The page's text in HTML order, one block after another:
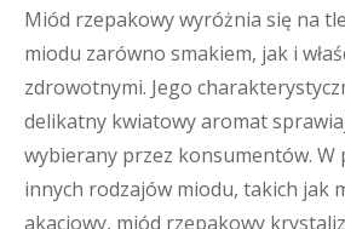
Miód rzepakowy wyróżnia się na
miodu zarówno smakiem, jak i
zdrowotnymi. Jego
delikatny kwiatowy aromat
wybierany przez konsumentów. W
innych rodzajów miodu, takich jak
akacjowy, miód rzepakowy